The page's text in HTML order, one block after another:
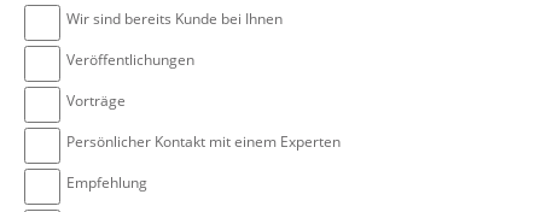
Wir sind bereits Kunde bei Ihnen
Veröffentlichungen
Vorträge
Persönlicher Kontakt mit einem Experten
Empfehlung